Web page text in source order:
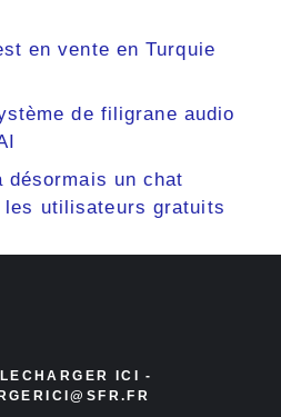
en vente en Turquie
de filigrane audio
désormais un chat
utilisateurs gratuits
ICI -